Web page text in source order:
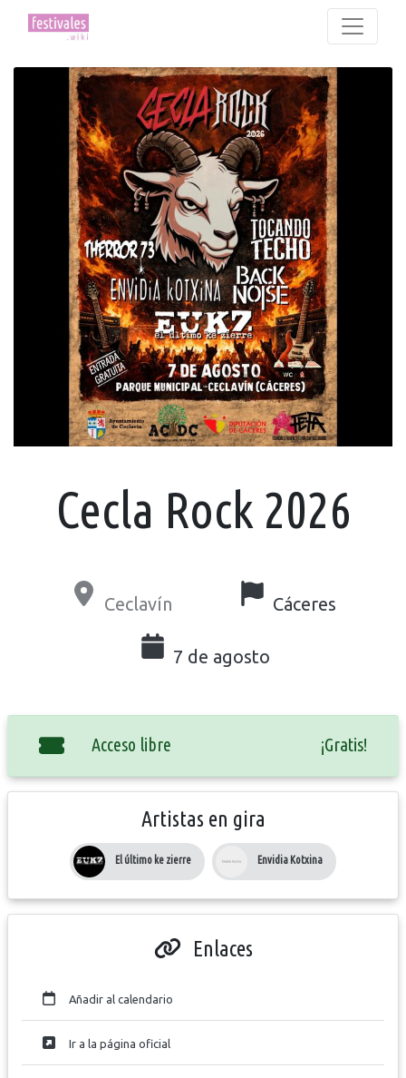
Cecla Rock 2026
Ceclavín Cáceres
7 de agosto
Acceso libre ¡Gratis!
Artistas en gira
El último ke zierre Envidia Kotxina
Enlaces
Añadir al calendario
Ir a la página oficial